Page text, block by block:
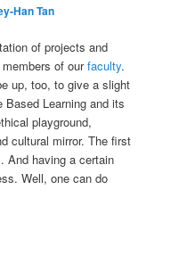
Han Tan
of projects and
of ourfaculty.
up, too, to give a slight
Learning and its
playground,
cultural mirror. The first
And having a certain
Well, one can do